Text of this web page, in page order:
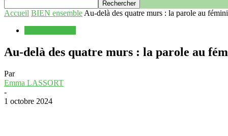
Accueil BIEN ensemble Au-delà des quatre murs : la parole au
Au-delà des quatre murs : la parole au
Par
Emma LASSORT
-
1 octobre 2024